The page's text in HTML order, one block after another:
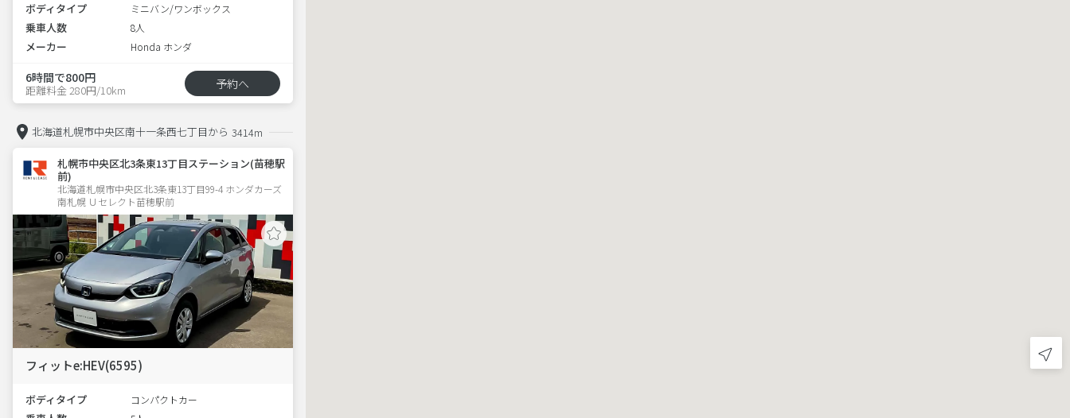
ボディタイプ ミニバン/ワンボックス
乗車人数 8人
メーカー Honda ホンダ
6時間で800円
距離料金 280円/10km 予約へ
北海道札幌市中央区南十一条西七丁目から 3414m
札幌市中央区北3条東13丁目ステーション(苗穂駅
前)
北海道札幌市中央区北3条東13丁目99-4 ホンダカーズ
南札幌 Ｕセレクト苗穂駅前
フィットe:HEV(6595)
ボディタイプ コンパクトカー